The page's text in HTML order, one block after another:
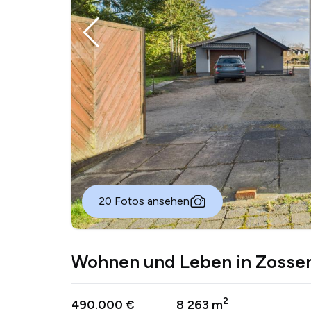
20 Fotos ansehen
Wohnen und Leben in
490.000 € 8 263 m2